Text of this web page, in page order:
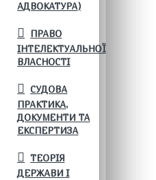
АДВОКАТУРА)
ПРАВО
ІНТЕЛЕКТУАЛЬНОЇ
ВЛАСНОСТІ
СУДОВА
ПРАКТИКА,
ДОКУМЕНТИ ТА
ЕКСПЕРТИЗА
ТЕОРІЯ
ДЕРЖАВИ І